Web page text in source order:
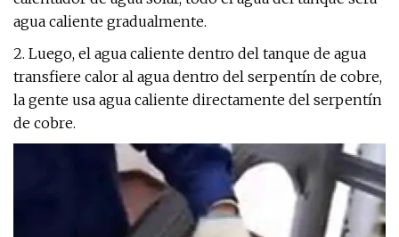
agua caliente gradualmente.
2. Luego, el agua caliente dentro del tanque de agua
transfiere calor al agua dentro del serpentín de cobre,
la gente usa agua caliente directamente del serpentín
de cobre.